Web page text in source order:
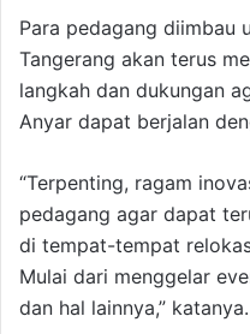
Para pedagang diimbau
Tangerang akan terus
langkah dan dukungan
Anyar dapat berjalan
“Terpenting, ragam
pedagang agar dapat
di tempat-tempat
Mulai dari menggelar
dan hal lainnya,” katanya.